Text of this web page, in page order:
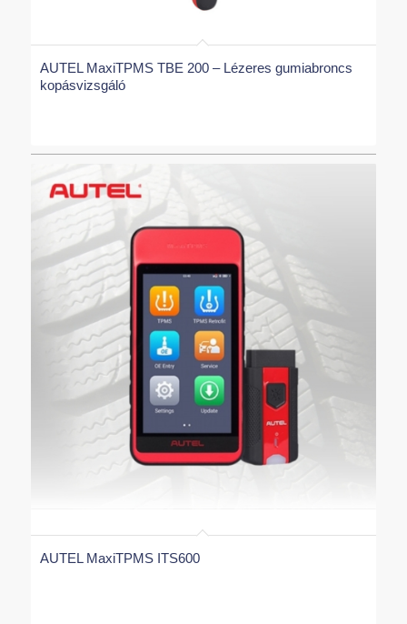
teljes szenzort újra megvásárolni és programozni.
sérülésektől a beszerelés során, hanem a
mindennapi használat során is megőrzi annak
Az EU-Pro 2 használatával a műhelyek
elégedettségüket a gyors és professzionális
szolgáltatással, miközben csökkentik működési
költségeiket és maximalizálják a profitabilitásukat.
Ez a szenzor ideális választás minden modern
autószerviz és gumis műhely számára, amely a
jövőre nézve gondolkodik.
AUTEL MaxiTPMS TBE 200 – Lézeres gumiabroncs
kopásvizsgáló
AUTEL MaxiTPMS ITS600